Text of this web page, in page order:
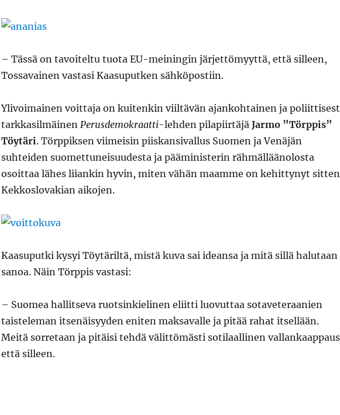
– Tässä on tavoiteltu tuota EU-meiningin järjettömyyttä, että silleen,
Tossavainen vastasi Kaasuputken sähköpostiin.
Ylivoimainen voittaja on kuitenkin viiltävän ajankohtainen ja
tarkkasilmäinen Perusdemokraatti-lehden pilapiirtäjä Jarmo ”Törppis”
Töytäri. Törppiksen viimeisin piiskansivallus Suomen ja Venäjän
suhteiden suomettuneisuudesta ja pääministerin rähmälläänolosta
osoittaa lähes liiankin hyvin, miten vähän maamme on kehittynyt sitten
Kekkoslovakian aikojen.
Kaasuputki kysyi Töytäriltä, mistä kuva sai ideansa ja mitä sillä halutaan
sanoa. Näin Törppis vastasi:
– Suomea hallitseva ruotsinkielinen eliitti luovuttaa sotaveteraanien
taisteleman itsenäisyyden eniten maksavalle ja pitää rahat itsellään.
Meitä sorretaan ja pitäisi tehdä välittömästi sotilaallinen
että silleen.